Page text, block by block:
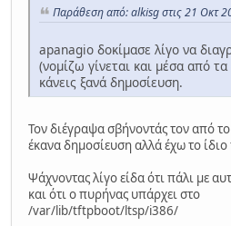
Παράθεση από: alkisg στις 21 Οκτ
apanagio δοκίμασε λίγο να
(νομίζω γίνεται και μέσα από
κάνεις ξανά δημοσίευση.
Τον διέγραψα σβήνοντάς τον από
έκανα δημοσίευση αλλά έχω το
Ψάχνοντας λίγο είδα ότι πάλι με
και ότι ο πυρήνας υπάρχει στο
/var/lib/tftpboot/ltsp/i386/